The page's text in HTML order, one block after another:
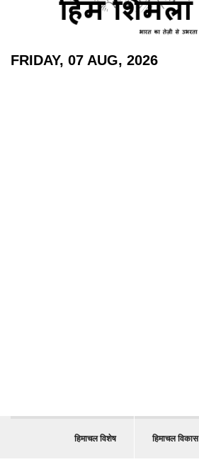
FRIDAY, 07 AUG, 2026
हिमाचल विशेष हिमाचल विकास